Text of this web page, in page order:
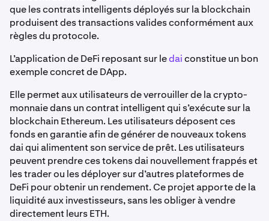
que les contrats intelligents déployés sur la blockchain
produisent des transactions valides conformément aux
règles du protocole.
L’application de DeFi reposant sur ledaiconstitue un bon
exemple concret de DApp.
Elle permet aux utilisateurs de verrouiller de la crypto-
monnaie dans un contrat intelligent qui s’exécute sur la
blockchain Ethereum. Les utilisateurs déposent ces
fonds en garantie afin de générer de nouveaux tokens
dai qui alimentent son service de prêt. Les utilisateurs
peuvent prendre ces tokens dai nouvellement frappés et
les trader ou les déployer sur d’autres plateformes de
DeFi pour obtenir un rendement. Ce projet apporte de la
liquidité aux investisseurs, sans les obliger à vendre
directement leurs ETH.